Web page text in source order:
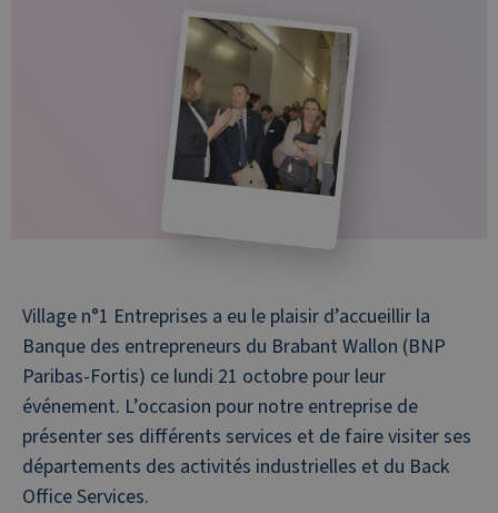
Village n°1 Entreprises a eu le plaisir d’accueillir la
Banque des entrepreneurs du Brabant Wallon (BNP
Paribas-Fortis) ce lundi 21 octobre pour leur
événement. L’occasion pour notre entreprise de
présenter ses différents services et de faire visiter ses
départements des activités industrielles et du Back
Office Services.